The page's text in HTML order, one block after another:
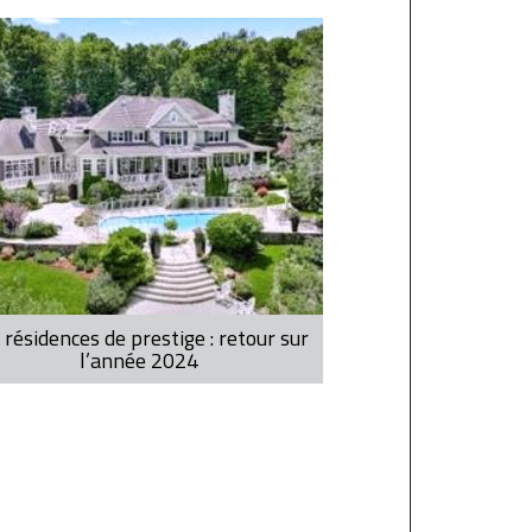
résidences de prestige : retour sur
l’année 2024